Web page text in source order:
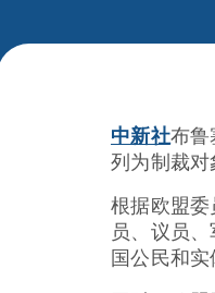
中新社布鲁
列为制裁对
根据欧盟
员、议员
国公民和实